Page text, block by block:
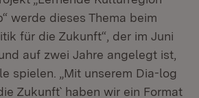
werde dieses Thema beim
für die Zukunft“, der im Juni
auf zwei Jahre angelegt ist,
spielen. „Mit unserem Dia-log
Zukunft` haben wir ein Format